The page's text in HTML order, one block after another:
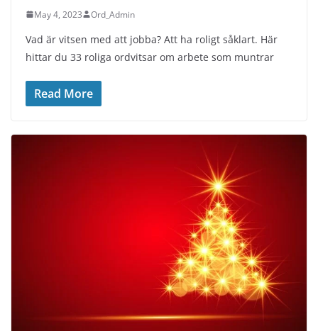
May 4, 2023 Ord_Admin
Vad är vitsen med att jobba? Att ha roligt såklart. Här
hittar du 33 roliga ordvitsar om arbete som muntrar
Read More